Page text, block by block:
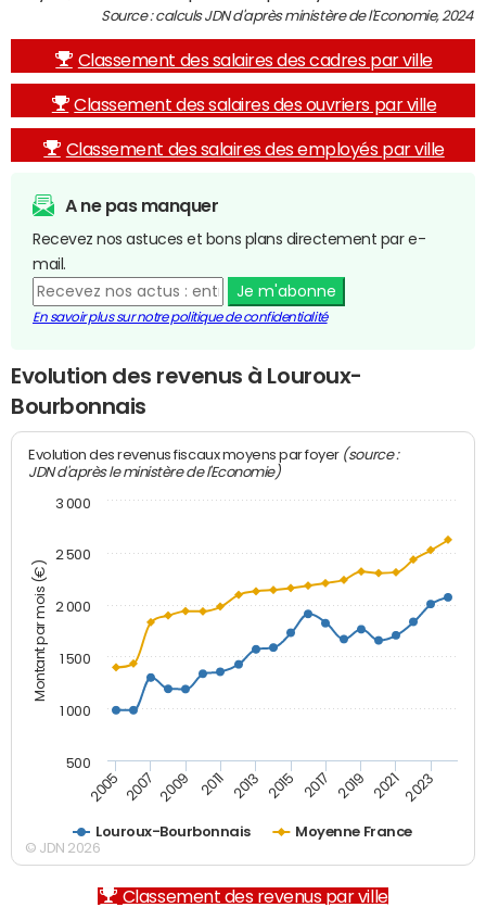
Source : calculs JDN d'après ministère de l'Economie, 2024
Classement des salaires des cadres par ville
Classement des salaires des ouvriers par ville
Classement des salaires des employés par ville
A ne pas manquer
Recevez nos astuces et bons plans directement par e-
mail.
Je m'abonne
En savoir plus sur notre politique de confidentialité
Evolution des revenus à Louroux-
Bourbonnais
Montant par mois (€)
Evolution des revenus fiscaux moyens par foyer (source :
JDN d'après le ministère de l'Economie)
Louroux-Bourbonnais Moyenne France
2005 2007 2009 2011 2013 2015 2017 2019 2021 2023
500
1 000
1 500
2 000
2 500
3 000
© JDN 2026
Classement des revenus par ville